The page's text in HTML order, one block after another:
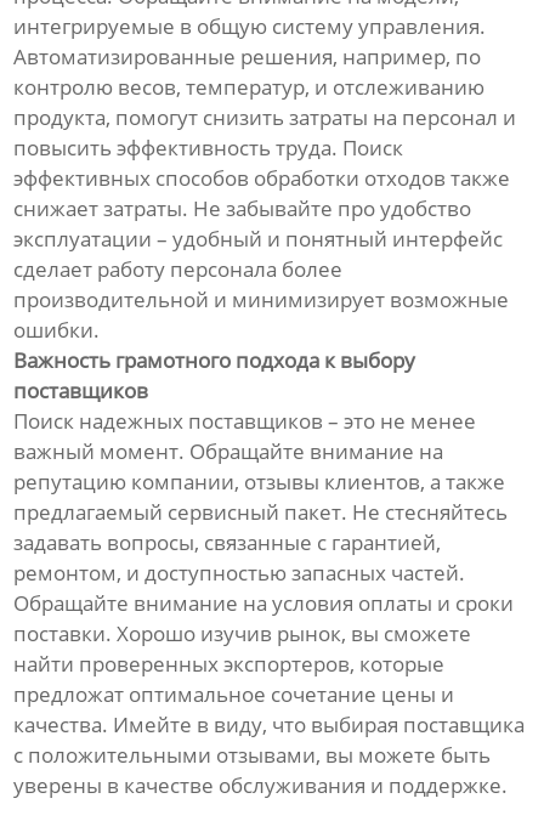
интегрируемые в общую систему управления.
Автоматизированные решения, например, по
контролю весов, температур, и отслеживанию
продукта, помогут снизить затраты на персонал и
повысить эффективность труда. Поиск
эффективных способов обработки отходов также
снижает затраты. Не забывайте про удобство
эксплуатации – удобный и понятный интерфейс
сделает работу персонала более
производительной и минимизирует возможные
ошибки.
Важность грамотного подхода к выбору
поставщиков
Поиск надежных поставщиков – это не менее
важный момент. Обращайте внимание на
репутацию компании, отзывы клиентов, а также
предлагаемый сервисный пакет. Не стесняйтесь
задавать вопросы, связанные с гарантией,
ремонтом, и доступностью запасных частей.
Обращайте внимание на условия оплаты и сроки
поставки. Хорошо изучив рынок, вы сможете
найти проверенных экспортеров, которые
предложат оптимальное сочетание цены и
качества. Имейте в виду, что выбирая поставщика
с положительными отзывами, вы можете быть
уверены в качестве обслуживания и поддержке.